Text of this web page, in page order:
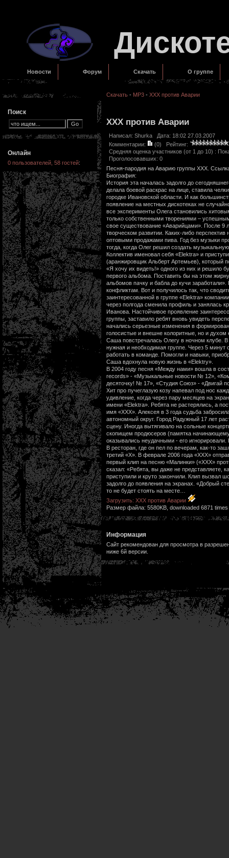
Новости Форум Скачать О группе
Поиск
Онлайн
0 пользователей, 58 гостей:
Скачать - MP3 - XXX против Аварии
XXX против Аварии
Написал: Shurka Дата: 18:02 27.03.2007
Комментарии:
(0) Рейтинг:
Средняя оценка участников (от 1 до 10) :
Проголосовавших: 0
Песня-пародия на Аварию группы XXX.
Биография:
История эта началась задолго до
делала боевой раскрас на лице, ставила
городке Ивановской области. И как
появление на местных дискотеках не
все эксперименты Олега становились
только собственными творениями –
свое существование «Аварийцами». После 9
творческом развитии. Каких-либо
оптовыми продажами пива. Год без музыки
тогда, когда Олег решил создать
Коллектив именовал себя «Elektra» и
(аранжировщик Альберт Артемьев), который
«Я хочу их видеть!» одного из них и решило
первого альбома. Поставить бы на этом
альбомов пачку и бабла до кучи
конфликтам. Вот и получилось так, что
заинтересованной в группе «Elektra»
через полгода сменила профиль и занялась
Иванова. Настойчивое проявление
группы, заставило ребят вновь увидеть
начались серьезные изменения в
голосистые и внешне колоритные, но и
Саша повстречалась Олегу в ночном клубе.
нужная и необходимая группе. Через 5 минут
работать в команде. Помогли и навыки,
Саша вдохнула новую жизнь в «Elektrу».
В 2004 году песня «Между нами» вошла в
records» - «Музыкальные новости № 12»,
десяточку! № 17», «Студия Союз» - «Двигай
Хит про пучеглазую козу напевал под нос
удивление, когда через пару месяцев на
имени «Elektra». Ребята не растерялись, а
имя «ХХХ». Алексея в 3 года судьба
автономный округ. Город Радужный 17 лет
сцену. Иногда вытягивало на сольные
скопищем продюсеров (памятка начинающему
оказывались неудачными - его
В ресторан, где он пел по вечерам, как-то
третий «Х». В феврале 2006 года «ХХХ»
первый клип на песню «Малинки» («ХХХ»
сказал: «Ребята, вы даже не представляете,
приступили и круто закончили. Клип вызвал
задолго до появления на экранах. «Добрый
то не будет стоять на месте…
Загрузить: XXX против Аварии
Размер файла: 5580KB, downloaded 6871 times
Информация
Сайт рекомендован для просмотра в
ниже 6й версии.